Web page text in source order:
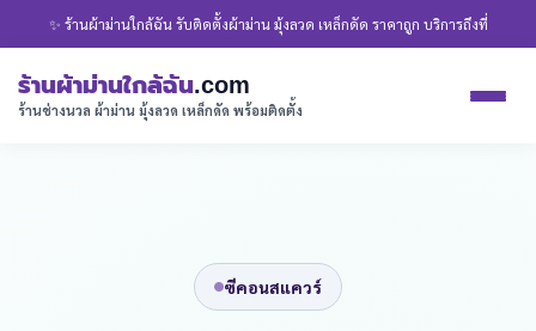
✨ ร้านผ้าม่านใกล้ฉัน รับติดตั้งผ้าม่าน มุ้งลวด เหล็กดัด ราคาถูก บริการถึงที่
ร้านผ้าม่านใกล้ฉัน.com
ร้านช่างนวล ผ้าม่าน มุ้งลวด เหล็กดัด พร้อมติดตั้ง
ซีคอนสแควร์